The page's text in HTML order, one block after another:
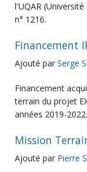
l'UQAR
n° 1216.
Financement
Ajouté par Serge
Financement
terrain du projet
années 2019-2022.
Mission
Ajouté par Pierre